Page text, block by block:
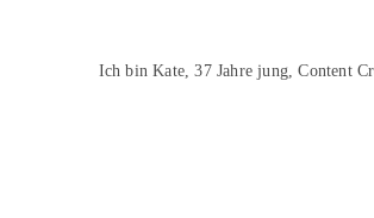
Ich bin Kate, 37 Jahre jung, Content